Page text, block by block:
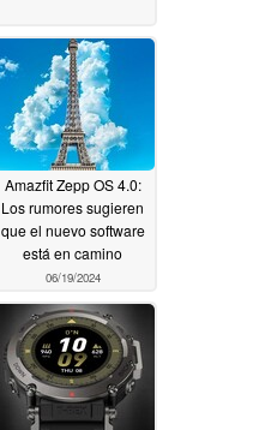
Amazfit Zepp OS 4.0:
Los rumores sugieren
que el nuevo software
está en camino
06/19/2024